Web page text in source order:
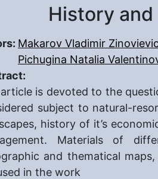
History
Makarov Vladimir
Pichugina Natalia
is devoted to the
subject to natural-
history of it’s
Materials of
and thematical
in the work